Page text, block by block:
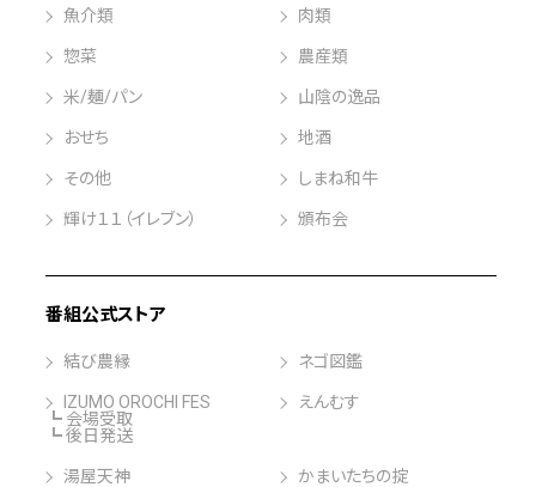
魚介類 肉類
惣菜 農産類
米/麺/パン 山陰の逸品
おせち 地酒
その他 しまね和牛
輝け１１（イレブン） 頒布会
番組公式ストア
結び農縁 ネゴ図鑑
IZUMO OROCHI FES
┗ 会場受取
┗ 後日発送
えんむす
湯屋天神 かまいたちの掟